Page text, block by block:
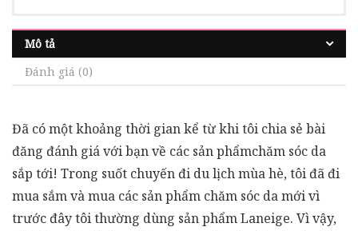
Mô tả
Đánh giá (0)
Đã có một khoảng thời gian kể từ khi tôi chia sẻ bài
đăng đánh giá với bạn về các sản phẩmchăm sóc da
sắp tới! Trong suốt chuyến đi du lịch mùa hè, tôi đã đi
mua sắm và mua các sản phẩm chăm sóc da mới vì
trước đây tôi thường dùng sản phẩm Laneige. Vì vậy,